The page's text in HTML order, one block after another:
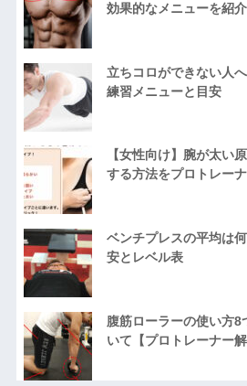
効果的なメニューを紹介
立ちコロができない人
練習メニューと目安
【女性向け】腕が太い
する方法をプロトレーナ
ベンチプレスの平均は
安とレベル表
腹筋ローラーの使い方
いて【プロトレーナー解